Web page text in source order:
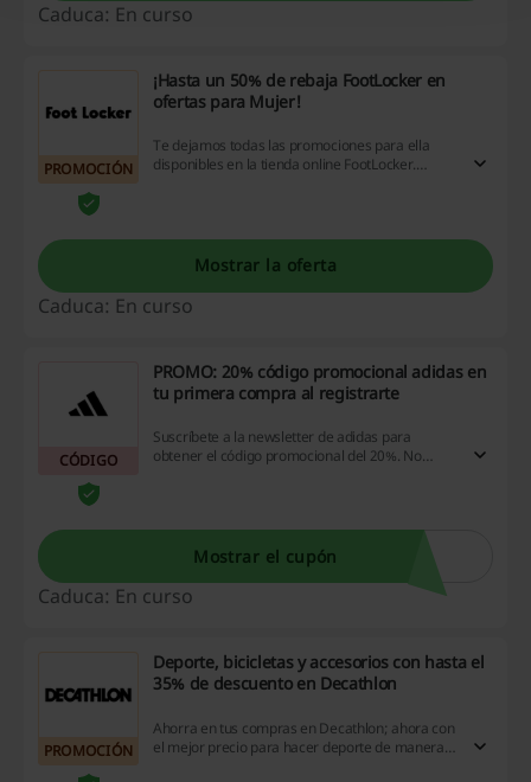
Caduca: En curso
PROMOCIÓN
¡Hasta un 50% de rebaja FootLocker en
ofertas para Mujer!
Te dejamos todas las promociones para ella
disponibles en la tienda online FootLocker.
Mostrar la oferta
Caduca: En curso
CÓDIGO
PROMO: 20% código promocional adidas en
tu primera compra al registrarte
Suscríbete a la newsletter de adidas para
obtener el código promocional del 20%. No
Mostrar el cupón
Caduca: En curso
PROMOCIÓN
Deporte, bicicletas y accesorios con hasta el
35% de descuento en Decathlon
Ahorra en tus compras en Decathlon; ahora con
el mejor precio para hacer deporte de manera